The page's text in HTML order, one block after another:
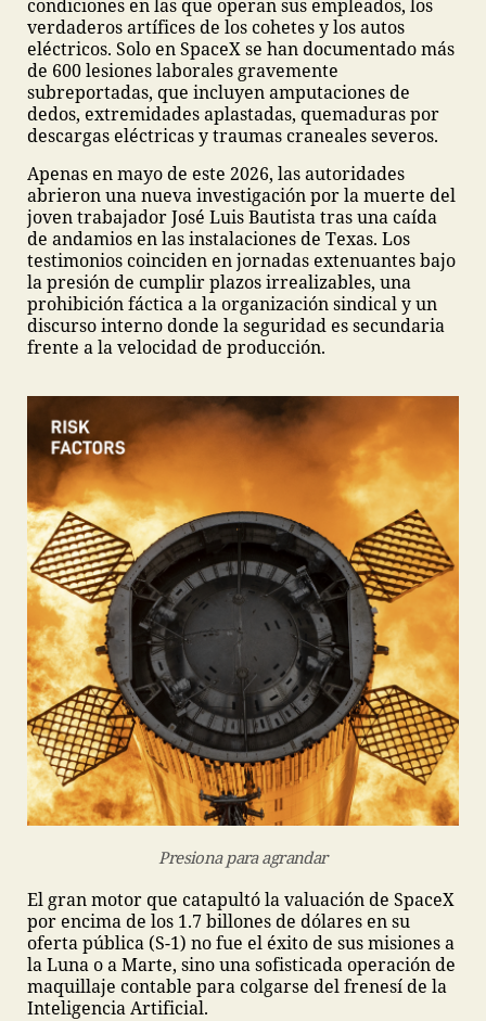
condiciones en las que operan sus empleados, los
verdaderos artífices de los cohetes y los autos
eléctricos. Solo en SpaceX se han documentado más
de 600 lesiones laborales gravemente
subreportadas, que incluyen amputaciones de
dedos, extremidades aplastadas, quemaduras por
descargas eléctricas y traumas craneales severos.
Apenas en mayo de este 2026, las autoridades
abrieron una nueva investigación por la muerte del
joven trabajador José Luis Bautista tras una caída
de andamios en las instalaciones de Texas. Los
testimonios coinciden en jornadas extenuantes bajo
la presión de cumplir plazos irrealizables, una
prohibición fáctica a la organización sindical y un
discurso interno donde la seguridad es secundaria
frente a la velocidad de producción.
Presiona para agrandar
El gran motor que catapultó la valuación de SpaceX
por encima de los 1.7 billones de dólares en su
oferta pública (S-1) no fue el éxito de sus misiones a
la Luna o a Marte, sino una sofisticada operación de
maquillaje contable para colgarse del frenesí de la
Inteligencia Artificial.